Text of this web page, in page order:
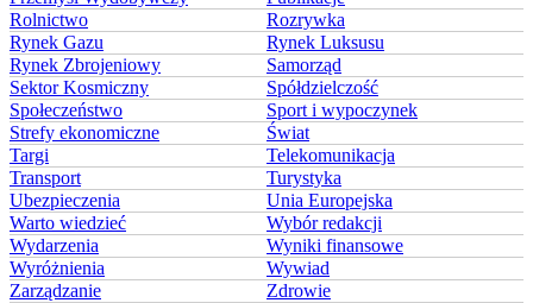
Rolnictwo
Rozrywka
Rynek Gazu
Rynek Luksusu
Rynek Zbrojeniowy
Samorząd
Sektor Kosmiczny
Spółdzielczość
Społeczeństwo
Sport i wypoczynek
Strefy ekonomiczne
Świat
Targi
Telekomunikacja
Transport
Turystyka
Ubezpieczenia
Unia Europejska
Warto wiedzieć
Wybór redakcji
Wydarzenia
Wyniki finansowe
Wyróżnienia
Wywiad
Zarządzanie
Zdrowie